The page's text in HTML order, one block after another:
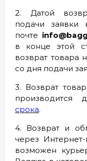
2. Датой
подачи заявки
почте
в конце этой
возврат товара
со дня подачи
3. Возврат
производится
срока.
4. Возврат и
через
возможен